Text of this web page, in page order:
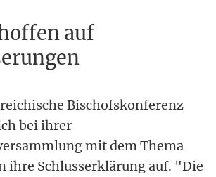
auf
Bischofskonferenz
bei ihrer
mit dem Thema
ihre Schlusserklärung auf. "Die